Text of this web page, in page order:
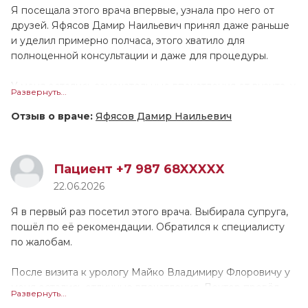
Люции Ринатовны вполне располагающая. После
диагностики нужно будет прийти на повторный приём.
Я могла бы порекомендовать данного специалиста
другим людям.
Я посещала этого врача впервые, узнала про него от
друзей. Яфясов Дамир Наильевич принял даже раньше
и уделил примерно полчаса, этого хватило для
полноценной консультации и даже для процедуры.
У меня остались замечательные впечатления от визита, у
Дамир Наильевич выслушал, изучил все документы и
грамотно и понятно расписал терапию, указал
дозировки и кратность применения препаратов. По
ощущениям, он работал аккуратно, дискомфорта я не
заметила. Врач показался тактичным и дружелюбным в
общении, а также вежливым. Он ответил на все вопросы,
при этом не отвлекался и не покидал кабинет. Считаю,
бы посоветовала его друзьям и знакомым, замечаний или
Развернуть...
Отзыв о враче: Яфясов Дамир Наильевич
Пациент +7 987 68XXXXX
22.06.2026
Я в первый раз посетил этого врача. Выбирала супруга,
пошёл по её рекомендации. Обратился к специалисту
по жалобам.
После визита к урологу Майко Владимиру Флоровичу у
меня остались отличные впечатления. Доктор провёл
Развернуть...